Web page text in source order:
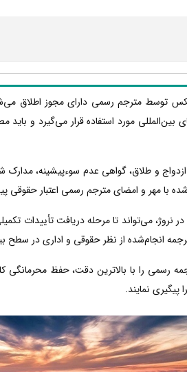
توسط مترجم رسمی دارای مجوز اطلاق
بین‌المللی مورد استفاده قرار می‌گیرد و
و طلاق، گواهی عدم سوءپیشینه، مدارک
با مهر و امضای مترجم رسمی اعتبار حقوقی
می‌تواند تا مرحله دریافت تأییدات
انجام‌شده از نظر حقوقی و اداری در سطح
را با بالاترین دقت، حفظ محرمانگی
پیگیری نمایند.